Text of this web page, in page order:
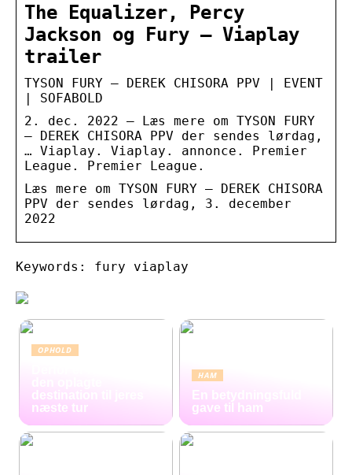
The Equalizer, Percy
Jackson og Fury – Viaplay
trailer
TYSON FURY – DEREK CHISORA PPV | EVENT
| SOFABOLD
2. dec. 2022 — Læs mere om TYSON FURY
– DEREK CHISORA PPV der sendes lørdag,
… Viaplay. Viaplay. annonce. Premier
League. Premier League.
Læs mere om TYSON FURY – DEREK CHISORA
PPV der sendes lørdag, 3. december
2022
Keywords: fury viaplay
OPHOLD
destination til jeres
næste tur
HAM
En betydningsfuld
gave til ham